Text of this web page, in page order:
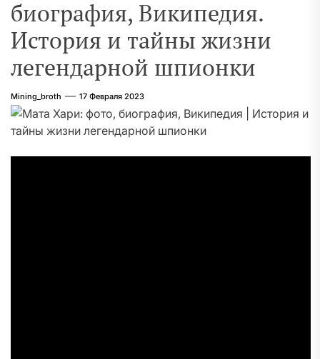
биография, Википедия.
История и тайны жизни
легендарной шпионки
Mining_broth 17 Февраля 2023